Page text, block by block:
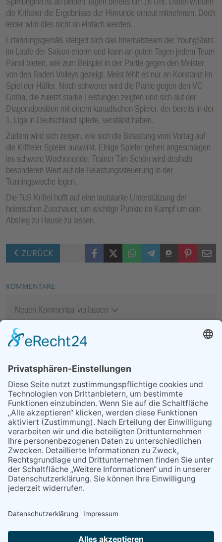
die Krifteler die Ergebnisse der Hinrunde erneut mitnehmen. Doch
leider wird dies nicht so einfach werden.
Erfahrungsgemäß steigert sich das Internatsteam der YoungStars
im Laufe der Saison enorm und kann an guten Tagen jedem Team
Paroli bieten, wie zum Beispiel in der Partie gegen den Meister
von den Baden Volleys gezeigt. Meist fehlt es nur an Konstanz im
Spiel der Häfler. Noch schwerer wird die Partie gegen den VC
Gotha, die zuletzt starke Leistungen zeigten und sich auf der
Diagonalposition mit einem kanadischen Spieler, der bereits in der
1. Liga in Deutschland spielte, verstärkt haben.
Zudem wird sich zeigen, wie sich die Belastung vom Vortag auf
die Krifteler Spieler auswirkt. Einige Spieler gehen angeschlagen
ins schwere Wochenende. Trainer Tim Schön wird deshalb
besonderen Wert auf die Belastungssteuerung in der
Trainingswoche legen.
Die TuS Kriftel hofft auf eine lautstarke Unterstützung der
heimischen Zuschauer, um wichtige Punkte im Kampf um den
Abstieg zu Hause zu lassen.
ZURÜCK FacebookX (Twitter)WhatsAppTelegramThreemaPinterestMail
KOMMENTARE
Neuen Kommentar verfassen
MEIST GELESEN
07.08.2026
„Männerschuppen“ stellt sich
vor
29.05.2026
Was Tschernobyl vor 40
Jahren für Kriftel bedeutete
07.08.2026
Polizeibericht
06.08.2026
13. Folk- & Bluesfestival
kehrt zurück zu seinen
Wurzeln
07.08.2026
Packende Mixed Duelle beim
KTC
NACH OBEN